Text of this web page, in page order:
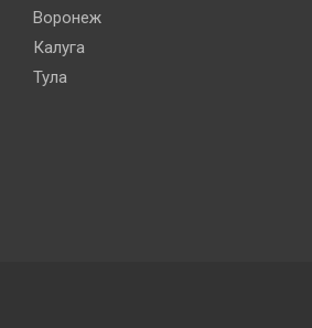
Воронеж
Калуга
Тула